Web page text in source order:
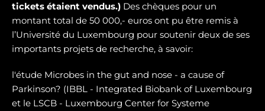
tickets étaient vendus.) Des chèques pour un
montant total de 50 000,- euros ont pu être remis à
l’Université du Luxembourg pour soutenir deux de ses
importants projets de recherche, à savoir:
l'étude Microbes in the gut and nose - a cause of
Parkinson? (IBBL - Integrated Biobank of Luxembourg
et le LSCB - Luxembourg Center for Systeme